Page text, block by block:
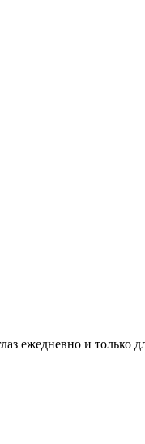
ежедневно и только